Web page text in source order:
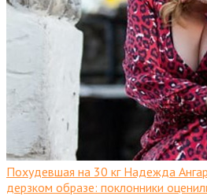
Похудевшая на 30 кг Надежда
дерзком образе: поклонники